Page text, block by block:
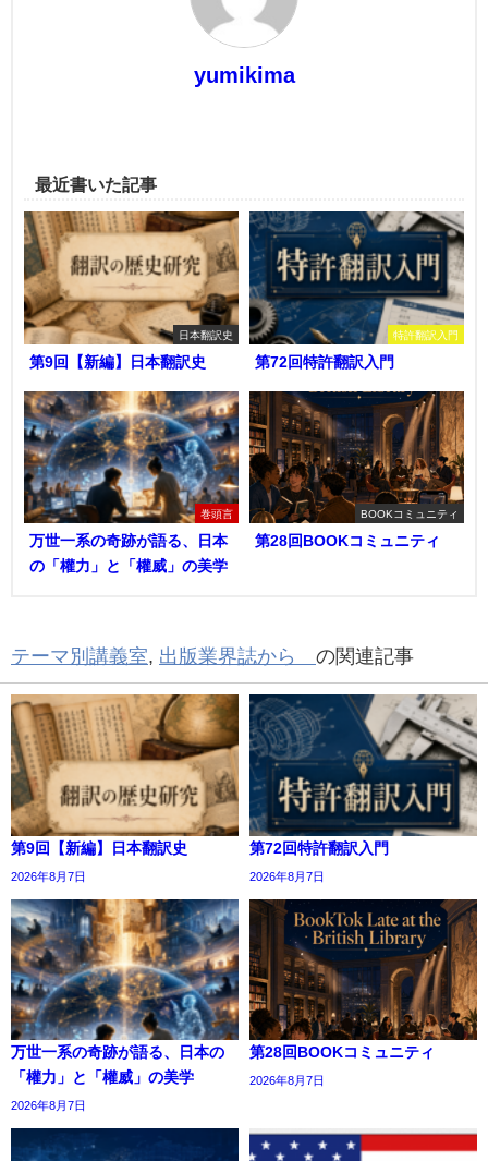
yumikima
最近書いた記事
日本翻訳史
第9回【新編】日本翻訳史
特許翻訳入門
第72回特許翻訳入門
巻頭言
万世一系の奇跡が語る、日本
の「權力」と「權威」の美学
BOOKコミュニティ
第28回BOOKコミュニティ
テーマ別講義室, 出版業界誌から の関連記事
第9回【新編】日本翻訳史
2026年8月7日
第72回特許翻訳入門
2026年8月7日
万世一系の奇跡が語る、日本の
「權力」と「權威」の美学
2026年8月7日
第28回BOOKコミュニティ
2026年8月7日